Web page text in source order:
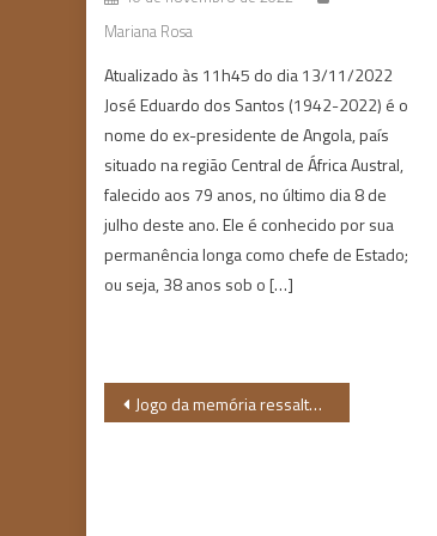
Mariana Rosa
Atualizado às 11h45 do dia 13/11/2022
José Eduardo dos Santos (1942-2022) é o
nome do ex-presidente de Angola, país
situado na região Central de África Austral,
falecido aos 79 anos, no último dia 8 de
julho deste ano. Ele é conhecido por sua
permanência longa como chefe de Estado;
ou seja, 38 anos sob o […]
Navegação
Jogo da memória ressalta o protagonismo de mulheres negras na história latina